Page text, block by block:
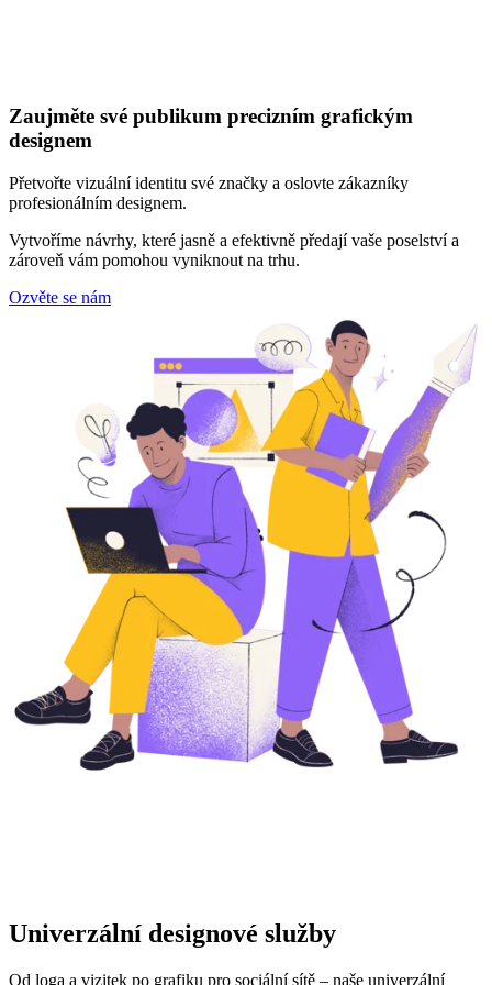
Zaujměte své publikum precizním grafickým
designem
Přetvořte vizuální identitu své značky a oslovte zákazníky
profesionálním designem.
Vytvoříme návrhy, které jasně a efektivně předají vaše poselství a
zároveň vám pomohou vyniknout na trhu.
Ozvěte se nám
Univerzální designové služby
Od loga a vizitek po grafiku pro sociální sítě – naše univerzální